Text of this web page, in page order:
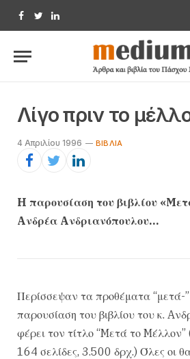
Facebook
TwitterLinkedIn
Λίγο πριν το
4 Απριλίου 1996 ΒΙΒΛΊΑ
H παρουσίαση του βιβλίου
Aνδρέα Aνδριανόπουλου…
Περίσσεψαν τα προθέματα “μετά-”
παρουσίαση του βιβλίου του κ.
φέρει τον τίτλο “Mετά το
164 σελίδες, 3.500 δρχ.) Όλες οι